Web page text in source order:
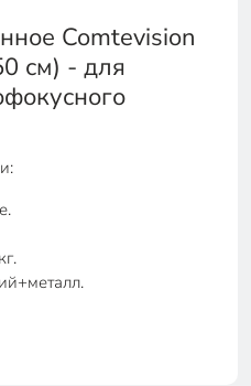
Comtevision
см) - для